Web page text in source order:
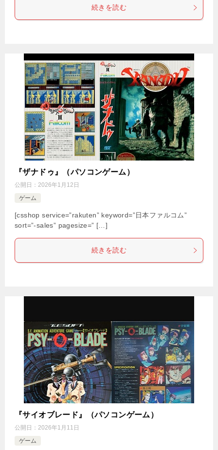
続きを読む
『ザナドゥ』（パソコンゲーム）
公開日： 2026年1月12日
ゲーム
[csshop service=”rakuten” keyword=”日本ファルコム”
sort=”-sales” pagesize=” […]
続きを読む
『サイオブレード』（パソコンゲーム）
公開日： 2026年1月11日
ゲーム